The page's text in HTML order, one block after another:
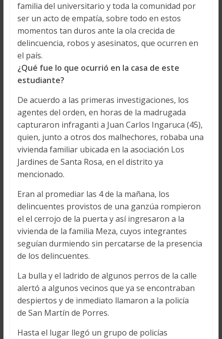
familia del universitario y toda la comunidad por
ser un acto de empatía, sobre todo en estos
momentos tan duros ante la ola crecida de
delincuencia, robos y asesinatos, que ocurren en
el país.
¿Qué fue lo que ocurrió en la casa de este
estudiante?
De acuerdo a las primeras investigaciones, los
agentes del orden, en horas de la madrugada
capturaron infraganti a Juan Carlos Ingaruca (45),
quien, junto a otros dos malhechores, robaba una
vivienda familiar ubicada en la asociación Los
Jardines de Santa Rosa, en el distrito ya
mencionado.
Eran al promediar las 4 de la mañana, los
delincuentes provistos de una ganzúa rompieron
el el cerrojo de la puerta y así ingresaron a la
vivienda de la familia Meza, cuyos integrantes
seguían durmiendo sin percatarse de la presencia
de los delincuentes.
La bulla y el ladrido de algunos perros de la calle
alertó a algunos vecinos que ya se encontraban
despiertos y de inmediato llamaron a la policía
de San Martín de Porres.
Hasta el lugar llegó un grupo de policías